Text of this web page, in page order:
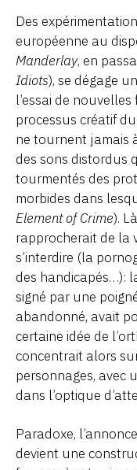
Des
européenne au
Manderlay, en
Idiots), se dégage
l’essai de
processus créatif
ne tournent jamais
des sons distordus
tourmentés des
morbides dans
Element of Crime).
rapprocherait de la
s’interdire (la
des handicapés…):
signé par une
abandonné, avait
certaine idée de
concentrait alors
personnages, avec
dans l’optique
Paradoxe,
devient une